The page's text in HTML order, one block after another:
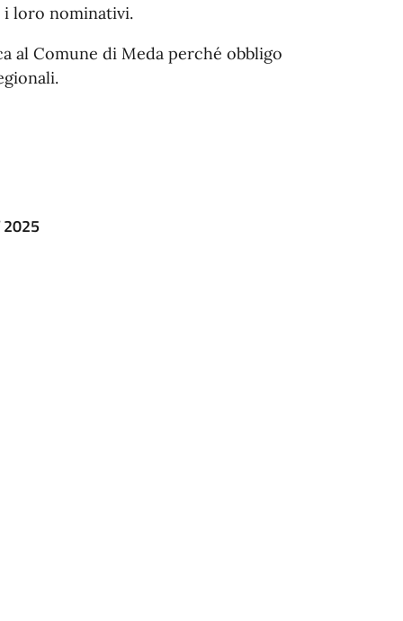
loro nominativi.
al Comune di Meda perché obbligo
2025